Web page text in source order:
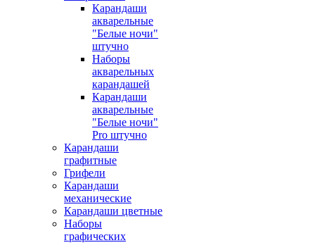
Карандаши
акварельные
"Белые ночи"
штучно
Наборы
акварельных
карандашей
Карандаши
акварельные
"Белые ночи"
Pro штучно
Карандаши
графитные
Грифели
Карандаши
механические
Карандаши цветные
Наборы
графических